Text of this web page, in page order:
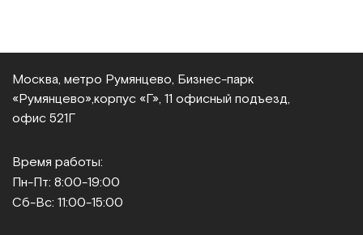
Москва, метро Румянцево, Бизнес‑парк
«Румянцево», корпус «Г», 11 офисный подъезд,
офис 521Г
Время работы:
Пн-Пт: 8:00-19:00
Сб-Вс: 11:00-15:00